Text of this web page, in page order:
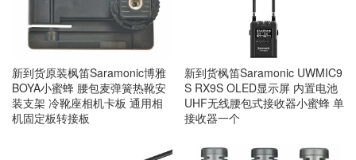
新到货原装枫笛Saramonic博雅
BOYA小蜜蜂 腰包麦弹簧热靴安
装支架 冷靴座相机卡板 通用相
机固定板转接板
新到货枫笛Saramonic UWMIC9
S RX9S OLED显示屏 内置电池
UHF无线腰包式接收器小蜜蜂 单
接收器一个